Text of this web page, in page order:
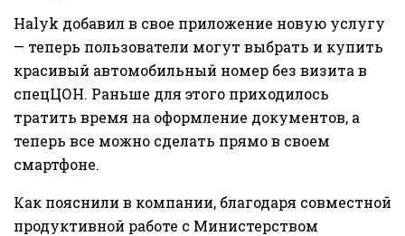
Halyk добавил в свое приложение новую услугу
— теперь пользователи могут выбрать и купить
красивый автомобильный номер без визита в
спецЦОН. Раньше для этого приходилось
тратить время на оформление документов, а
теперь все можно сделать прямо в своем
смартфоне.
Как пояснили в компании, благодаря совместной
продуктивной работе с Министерством